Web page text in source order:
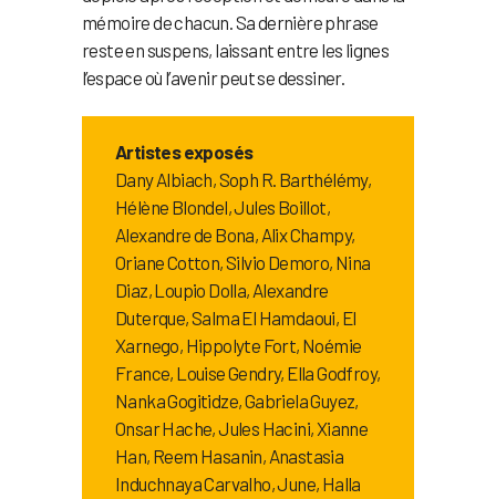
mémoire de chacun. Sa dernière phrase
reste en suspens, laissant entre les lignes
l’espace où l’avenir peut se dessiner.
Artistes exposés
Dany Albiach, Soph R. Barthélémy,
Hélène Blondel, Jules Boillot,
Alexandre de Bona, Alix Champy,
Oriane Cotton, Silvio Demoro, Nina
Diaz, Loupio Dolla, Alexandre
Duterque, Salma El Hamdaoui, El
Xarnego, Hippolyte Fort, Noémie
France, Louise Gendry, Ella Godfroy,
Nanka Gogitidze, Gabriela Guyez,
Onsar Hache, Jules Hacini, Xianne
Han, Reem Hasanin, Anastasia
Induchnaya Carvalho, June, Halla